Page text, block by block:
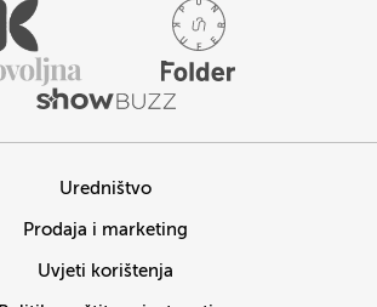
Uredništvo
Prodaja i marketing
Uvjeti korištenja